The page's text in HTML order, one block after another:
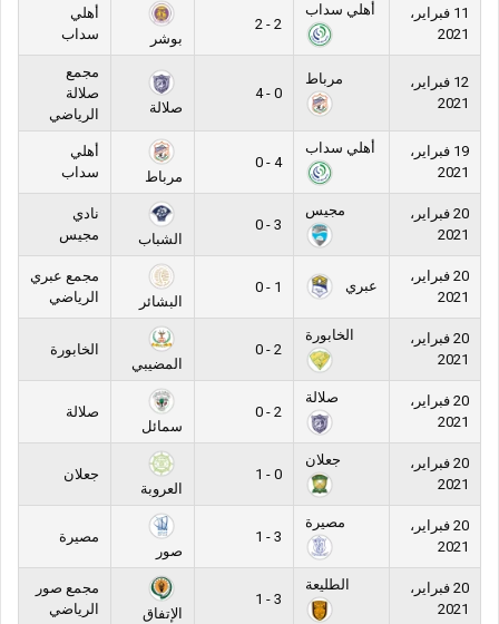
11 فبراير،
2021
أهلي سداب
2 - 2
بوشر
أهلي
سداب
12 فبراير،
2021
مرباط
0 - 4
صلالة
مجمع
صلالة
الرياضي
19 فبراير،
2021
أهلي سداب
4 - 0
مرباط
أهلي
سداب
20 فبراير،
2021
مجيس
3 - 0
الشباب
نادي
مجيس
20 فبراير،
2021
عبري
1 - 0
البشائر
مجمع عبري
الرياضي
20 فبراير،
2021
الخابورة
2 - 0
المضيبي
الخابورة
20 فبراير،
2021
صلالة
2 - 0
سمائل
صلالة
20 فبراير،
2021
جعلان
0 - 1
العروبة
جعلان
20 فبراير،
2021
مصيرة
3 - 1
صور
مصيرة
20 فبراير،
2021
الطليعة
3 - 1
الإتفاق
مجمع صور
الرياضي